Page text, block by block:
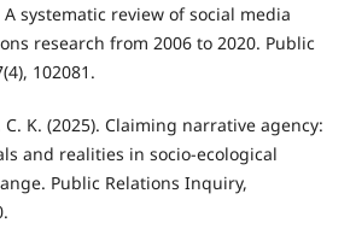
systematic review of social media
research from 2006 to 2020. Public
102081.
C. K. (2025). Claiming narrative agency:
and realities in socio-ecological
Public Relations Inquiry,